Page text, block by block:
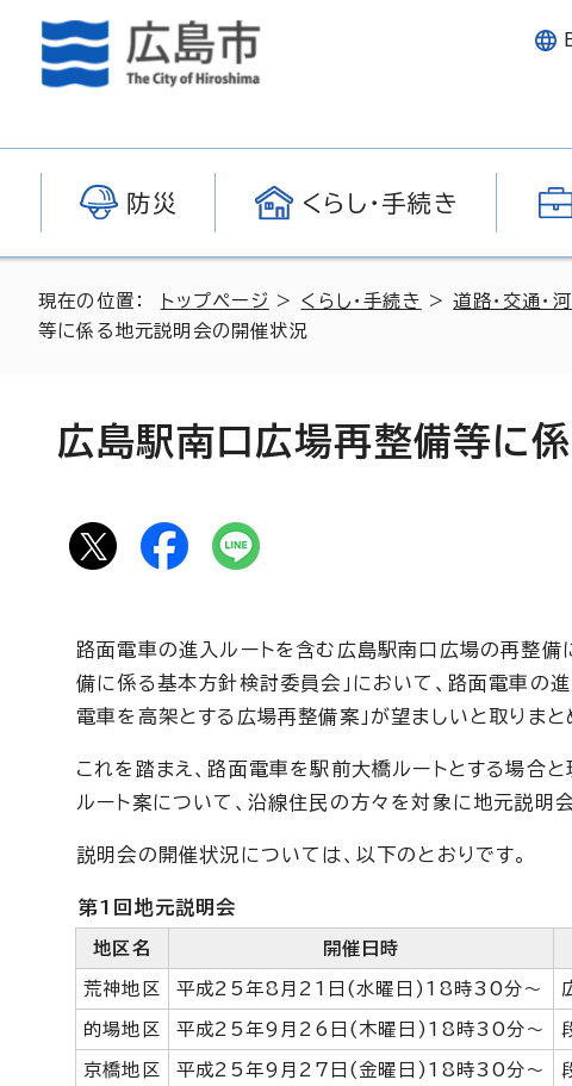
防災 くらし・手続き
現在の位置： トップページ > くらし・手続き >道路・交通・
等に係る地元説明会の開催状況
広島駅南口広場再整備等に
路面電車の進入ルートを含む広島駅南口広場の再整
備に係る基本方針検討委員会」において、路面電車の
電車を高架とする広場再整備案」が望ましいと取りまと
これを踏まえ、路面電車を駅前大橋ルートとする場合
ルート案について、沿線住民の方々を対象に地元説明
説明会の開催状況については、以下のとおりです。
第1回地元説明会
地区名 開催日時
荒神地区 平成25年8月21日(水曜日)18時30分～
的場地区 平成25年9月26日(木曜日)18時30分～
京橋地区 平成25年9月27日(金曜日)18時30分～